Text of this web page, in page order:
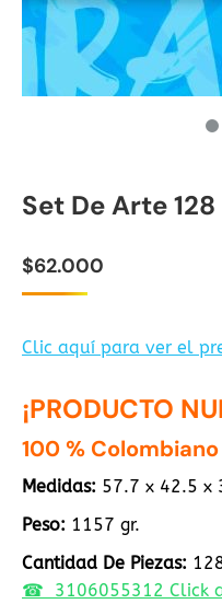
Set De Arte
$62.000
Clic aquí para ver el
¡PRODUCTO
100 % Colombiano
Medidas: 57.7 x 42.5 x
Peso: 1157 gr.
Cantidad De Piezas:
☎ 3106055312 Click